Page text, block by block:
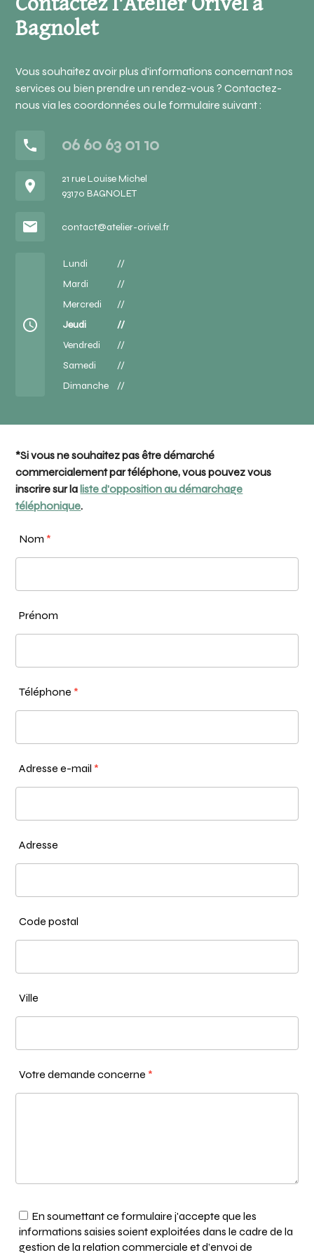
Bagnolet
Vous souhaitez avoir plus d'informations concernant nos
services ou bien prendre un rendez-vous ?Contactez-
nous via les coordonnées ou le formulaire suivant :
phone 06 60 63 01 10
place
21 rue Louise Michel
93170 BAGNOLET
mail contact@atelier-orivel.fr
access_time
Lundi
//
Mardi
//
Mercredi
//
Jeudi
//
Vendredi
//
Samedi
//
Dimanche
//
*Si vous ne souhaitez pas être démarché
commercialement par téléphone, vous pouvez vous
inscrire sur laliste d'opposition au démarchage
téléphonique.
Nom *
Prénom
Téléphone *
Adresse e-mail *
Adresse
Code postal
Ville
Votre demande concerne *
En soumettant ce formulaire j'accepte que les
informations saisies soient exploitées dans le cadre de la
gestion de la relation commerciale et d’envoi de